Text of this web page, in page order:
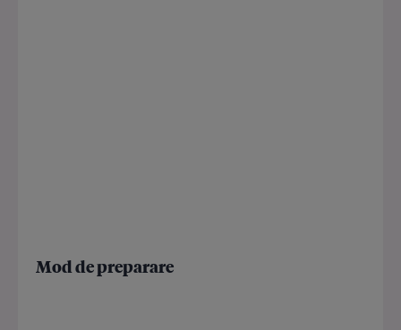
Mod de preparare